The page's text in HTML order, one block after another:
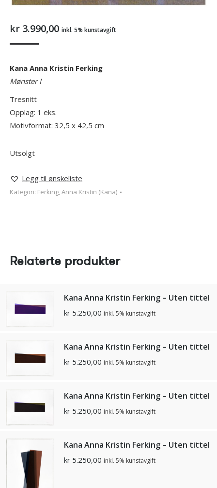
kr 3.990,00 inkl. 5% kunstavgift
Kana Anna Kristin Ferking
Mønster I
Tresnitt
Opplag: 1 eks.
Motivformat: 32,5 x 42,5 cm
Utsolgt
Legg til ønskeliste
Kategori: Ferking, Anna Kristin (Kana)
Relaterte produkter
Kana Anna Kristin Ferking – Uten tittel
kr 5.250,00 inkl. 5% kunstavgift
Kana Anna Kristin Ferking – Uten tittel
kr 5.250,00 inkl. 5% kunstavgift
Kana Anna Kristin Ferking – Uten tittel
kr 5.250,00 inkl. 5% kunstavgift
Kana Anna Kristin Ferking – Uten tittel
kr 5.250,00 inkl. 5% kunstavgift